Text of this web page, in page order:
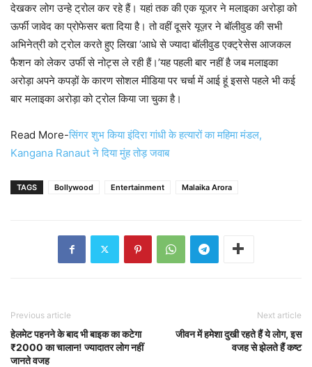
देखकर लोग उन्हे ट्रोल कर रहे हैं। यहां तक की एक यूजर ने मलाइका अरोड़ा को
ऊर्फी जावेद का प्रोफेसर बता दिया है। तो वहीं दूसरे यूज़र ने बॉलीवुड की सभी
अभिनेत्री को ट्रोल करते हुए लिखा ‘आधे से ज्यादा बॉलीवुड एक्ट्रेसेस आजकल
फैशन को लेकर उर्फी से नोट्स ले रही हैं।’यह पहली बार नहीं है जब मलाइका
अरोड़ा अपने कपड़ों के कारण सोशल मीडिया पर चर्चा में आई हूं इससे पहले भी कई
बार मलाइका अरोड़ा को ट्रोल किया जा चुका है।
Read More-सिंगर शुभ किया इंदिरा गांधी के हत्यारों का महिमा मंडल,
Kangana Ranaut ने दिया मुंह तोड़ जवाब
TAGS Bollywood Entertainment Malaika Arora
Previous article
हेलमेट पहनने के बाद भी बाइक का कटेगा
₹2000 का चालान! ज्यादातर लोग नहीं
जानते वजह
Next article
जीवन में हमेशा दुखी रहते हैं ये लोग, इस
वजह से झेलते हैं कष्ट